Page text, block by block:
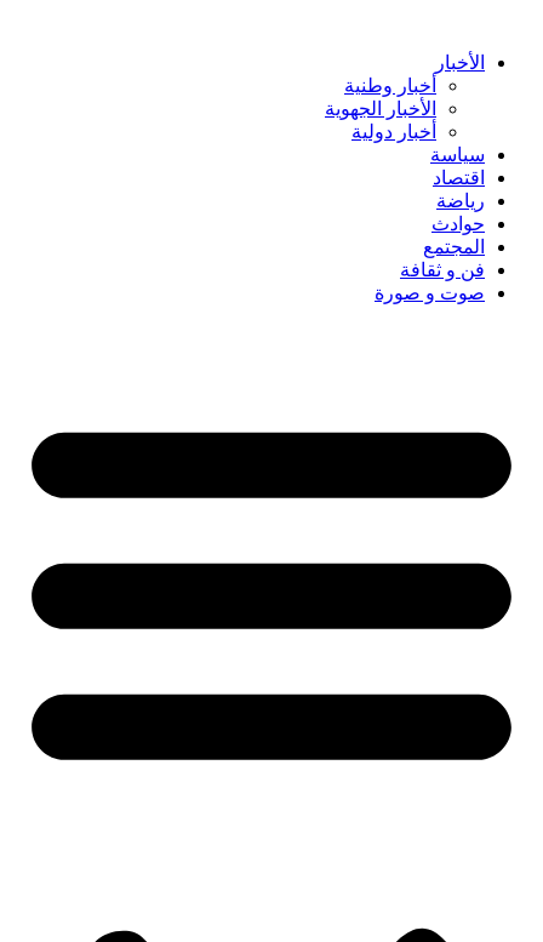
content الأخبار
أخبار وطنية
الأخبار الجهوية
أخبار دولية
سياسة
اقتصاد
رياضة
حوادث
المجتمع
فن و ثقافة
صوت و صورة